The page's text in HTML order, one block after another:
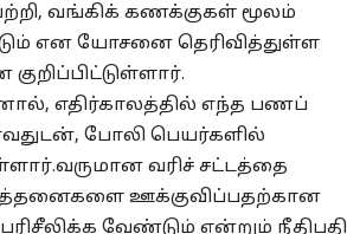
வங்கிக் கணக்குகள் மூலம்
என யோசனை தெரிவித்துள்ள
எதிர்காலத்தில் எந்த பணப்
போலி பெயர்களில்
வரிச் சட்டத்தை
ஊக்குவிப்பதற்கான
வேண்டும் என்றும் நீதிபதி